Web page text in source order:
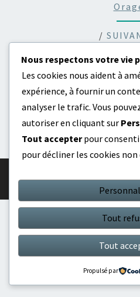
/
Les Commentaires Et
Fermés.
Nous respectons votre vie
Les cookies nous aident à
expérience, à fournir un
analyser le trafic. Vous
autoriser en cliquant sur
Tout accepterpour
pour décliner les cookies
Tout
Tout
Propulsé par